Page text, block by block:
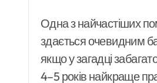
Одна з найчастіших
здається очевидним
якщо у загадці
4–5 років найкраще